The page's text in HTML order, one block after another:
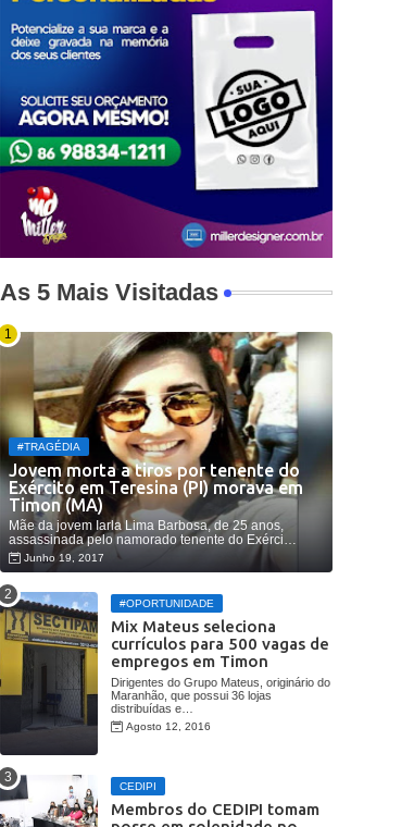
As 5 Mais Visitadas
#TRAGÉDIA
Jovem morta a tiros por tenente do
Exército em Teresina (PI) morava em
Timon (MA)
Mãe da jovem Iarla Lima Barbosa, de 25 anos,
assassinada pelo namorado tenente do Exérci…
Junho 19, 2017
#OPORTUNIDADE
Mix Mateus seleciona
currículos para 500 vagas de
empregos em Timon
Dirigentes do Grupo Mateus, originário do
Maranhão, que possui 36 lojas
distribuídas e…
Agosto 12, 2016
CEDIPI
Membros do CEDIPI tomam